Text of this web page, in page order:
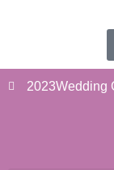
2023Wedding